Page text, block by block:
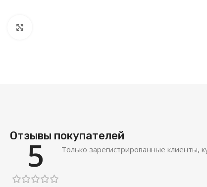
Отзывы покупателей
5 Только зарегистрированные клиенты,